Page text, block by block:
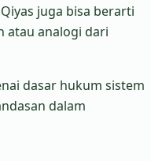
juga bisa berarti
atau analogi dari
dasar hukum sistem
dalam